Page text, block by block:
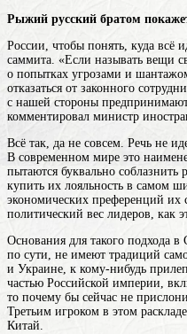
Рыжий русский братом
России, чтобы понять, куда всё
саммита. «Если называть вещи
о попытках угрозами и
отказаться от законного
с нашей стороны
комментировал министр
Всё так, да не совсем. Речь не
В современном мире это
пытаются буквально соблазнить
купить их лояльность в самом
экономических преференций их
политический вес лидеров, как
Основания для такого
по сути, не имеют традиций
и Украине, к кому-нибудь
частью Российской империи,
то почему бы сейчас не
Третьим игроком в этом
Китай.